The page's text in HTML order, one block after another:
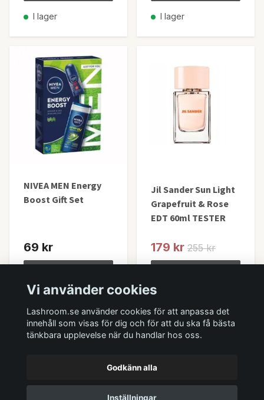
I lager I lager
NIVEA MEN Energy
Boost Gift Set
69 kr
Jil Sander Sun Light
Grapefruit & Rose
EDT 60ml TESTER
179 kr 255 kr
Vi använder cookies
Lashroom.se använder cookies för att anpassa det
innehåll som visas för dig och för att du ska få bästa
tänkbara upplevelse när du handlar hos oss.
Godkänn alla
Inställningar